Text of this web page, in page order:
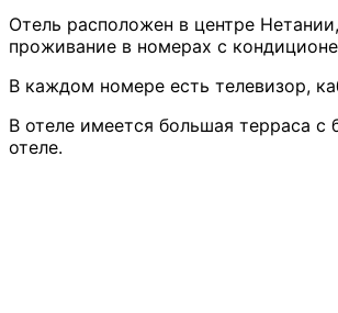
Отель расположен в центре
проживание в номерах с
В каждом номере есть телевизор,
В отеле имеется большая терраса
отеле.